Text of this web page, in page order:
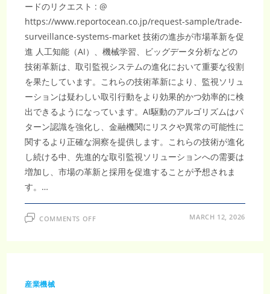
ードのリクエスト : @
https://www.reportocean.co.jp/request-sample/trade-
surveillance-systems-market 技術の進歩が市場革新を促
進 人工知能（AI）、機械学習、ビッグデータ分析などの
技術革新は、取引監視システムの進化において重要な役割
を果たしています。これらの技術革新により、監視ソリュ
ーションは疑わしい取引行動をより効果的かつ効率的に検
出できるようになっています。AI駆動のアルゴリズムはパ
ターン認識を強化し、金融機関にリスクや異常の可能性に
関するより正確な洞察を提供します。これらの技術が進化
し続ける中、先進的な取引監視ソリューションへの需要は
増加し、市場の革新と採用を促進することが予想されま
す。…
COMMENTS OFFON MARCH 12, 2026
産業機械